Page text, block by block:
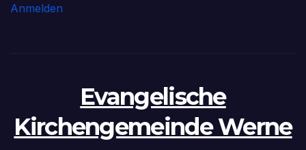
Anmelden
Evangelische
Kirchengemeinde Werne